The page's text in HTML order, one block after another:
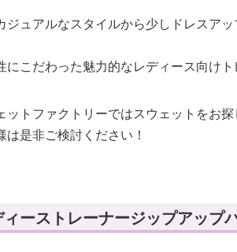
ジュアルなスタイルから少しドレスア
にこだわった魅力的なレディース向け
ットファクトリーではスウェットをお
是非ご検討ください！
ーストレーナージップアップ